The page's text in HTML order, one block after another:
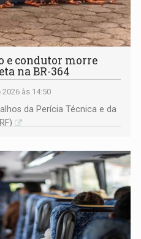
e condutor morre
na BR-364
às 14:50
da Perícia Técnica e da